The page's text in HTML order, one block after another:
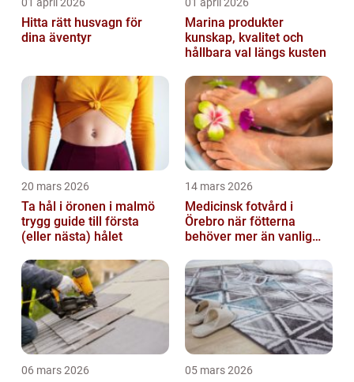
Hitta rätt husvagn för
dina äventyr
Marina produkter
kunskap, kvalitet och
hållbara val längs kusten
20 mars 2026
Ta hål i öronen i malmö
trygg guide till första
(eller nästa) hålet
14 mars 2026
Medicinsk fotvård i
Örebro när fötterna
behöver mer än vanlig
06 mars 2026 05 mars 2026